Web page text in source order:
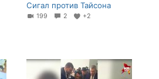
Сигал против Тайсона
199 2 +2